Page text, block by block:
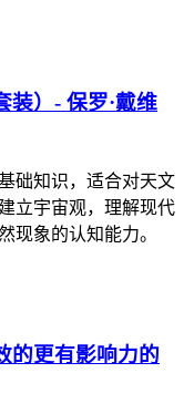
装）- 保罗·戴维
础知识，适合对天文
立宇宙观，理解现代
现象的认知能力。
的更有影响力的